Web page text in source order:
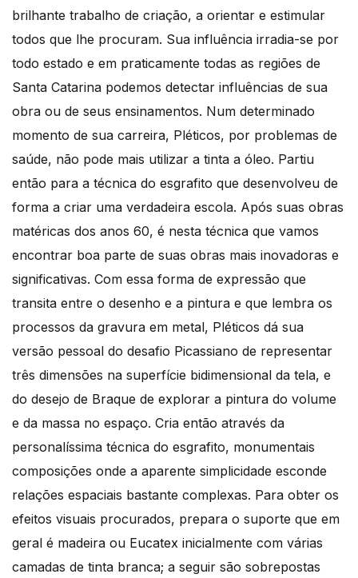
brilhante trabalho de criação, a orientar e estimular
todos que lhe procuram. Sua influência irradia-se por
todo estado e em praticamente todas as regiões de
Santa Catarina podemos detectar influências de sua
obra ou de seus ensinamentos. Num determinado
momento de sua carreira, Pléticos, por problemas de
saúde, não pode mais utilizar a tinta a óleo. Partiu
então para a técnica do esgrafito que desenvolveu de
forma a criar uma verdadeira escola. Após suas obras
matéricas dos anos 60, é nesta técnica que vamos
encontrar boa parte de suas obras mais inovadoras e
significativas. Com essa forma de expressão que
transita entre o desenho e a pintura e que lembra os
processos da gravura em metal, Pléticos dá sua
versão pessoal do desafio Picassiano de representar
três dimensões na superfície bidimensional da tela, e
do desejo de Braque de explorar a pintura do volume
e da massa no espaço. Cria então através da
personalíssima técnica do esgrafito, monumentais
composições onde a aparente simplicidade esconde
relações espaciais bastante complexas. Para obter os
efeitos visuais procurados, prepara o suporte que em
geral é madeira ou Eucatex inicialmente com várias
camadas de tinta branca; a seguir são sobrepostas